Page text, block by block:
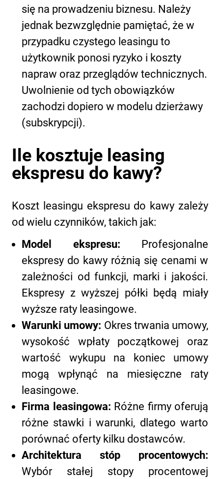
się na prowadzeniu biznesu. Należy
jednak bezwzględnie pamiętać, że w
przypadku czystego leasingu to
użytkownik ponosi ryzyko i koszty
napraw oraz przeglądów technicznych.
Uwolnienie od tych obowiązków
zachodzi dopiero w modelu dzierżawy
(subskrypcji).
Ile kosztuje leasing
ekspresu do kawy?
Koszt leasingu ekspresu do kawy zależy
od wielu czynników, takich jak:
Model ekspresu: Profesjonalne
ekspresy do kawy różnią się cenami w
zależności od funkcji, marki i jakości.
Ekspresy z wyższej półki będą miały
wyższe raty leasingowe.
Warunki umowy: Okres trwania umowy,
wysokość wpłaty początkowej oraz
wartość wykupu na koniec umowy
mogą wpłynąć na miesięczne raty
leasingowe.
Firma leasingowa: Różne firmy oferują
różne stawki i warunki, dlatego warto
porównać oferty kilku dostawców.
Architektura stóp procentowych:
Wybór stałej stopy procentowej